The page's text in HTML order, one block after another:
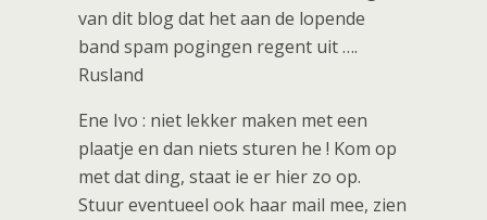
van dit blog dat het aan de lopende
band spam pogingen regent uit ….
Rusland
Ene Ivo : niet lekker maken met een
plaatje en dan niets sturen he ! Kom op
met dat ding, staat ie er hier zo op.
Stuur eventueel ook haar mail mee, zien